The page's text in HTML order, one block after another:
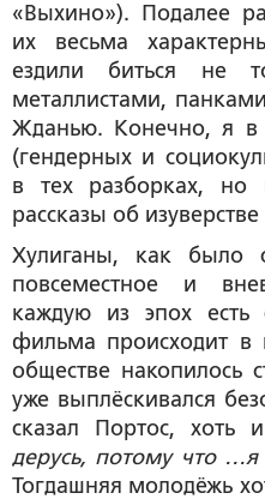
«Выхино»). Подалее
их весьма
ездили биться не
металлистами,
Жданью. Конечно, я в
(гендерных и
в тех разборках, но
рассказы об
Хулиганы, как было
повсеместное и
каждую из эпох есть
фильма происходит в
обществе накопилось
уже выплёскивался
сказал Портос,
дерусь, потому что …я
Тогдашняя молодёжь